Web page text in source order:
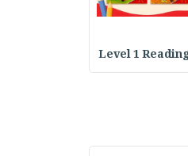
Level 1